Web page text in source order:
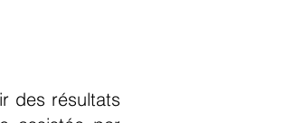
des résultats